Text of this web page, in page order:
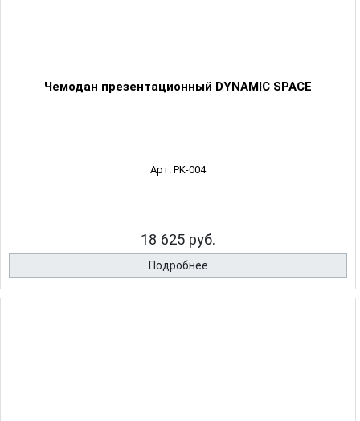
Чемодан презентационный DYNAMIC SPACE
Арт. PK-004
18 625 руб.
Подробнее